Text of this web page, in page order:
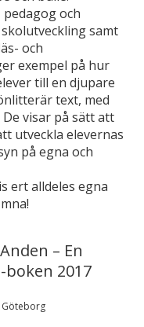
pedagog och
samt
och
exempel på hur
till en djupare
text, med
De visar på sätt att
utveckla elevernas
på egna och
ert alldeles egna
– En
2017